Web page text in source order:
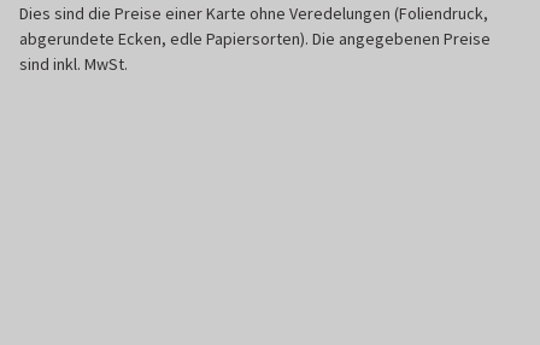
Dies sind die Preise einer Karte ohne Veredelungen (Foliendruck,
abgerundete Ecken, edle Papiersorten). Die angegebenen Preise
sind inkl. MwSt.